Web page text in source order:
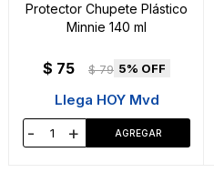
Protector Chupete Plástico
Minnie 140 ml
$ 75 $ 79 5
Llega HOY Mvd
- +